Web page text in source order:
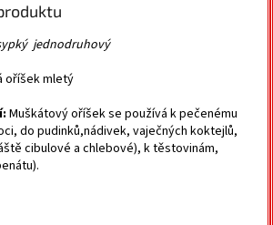
jednodruhový
oříšek mletý
Muškátový oříšek se používá k pečenému
do pudinků,nádivek, vaječných koktejlů,
cibulové a chlebové), k těstovinám,